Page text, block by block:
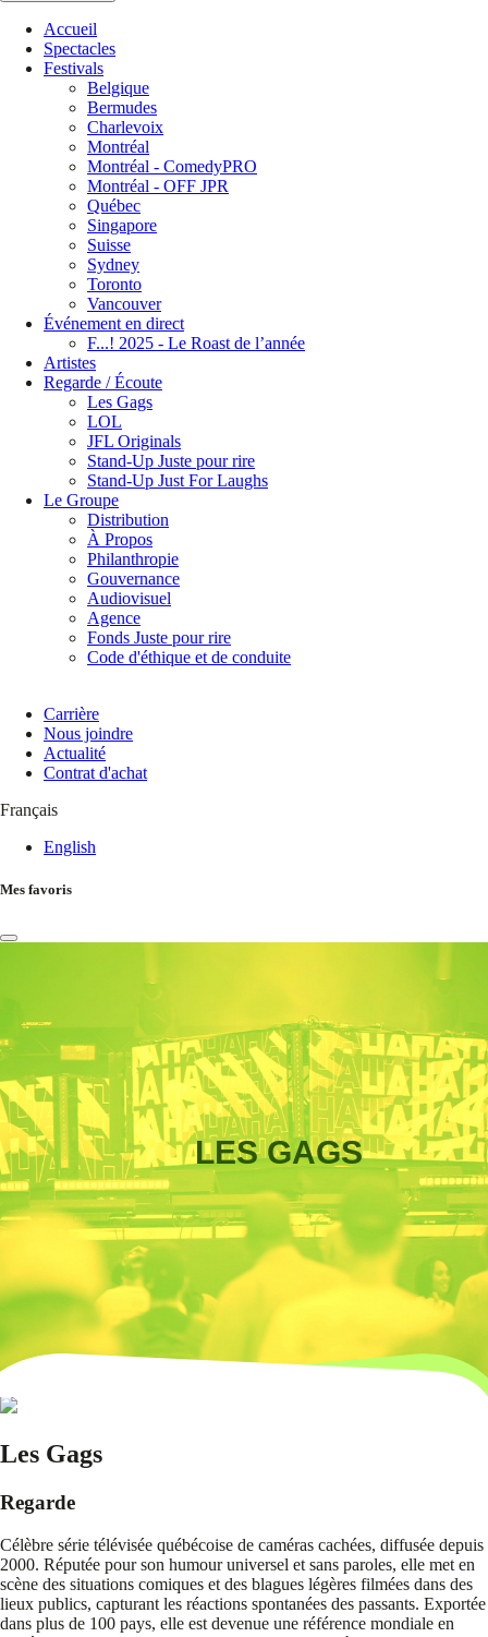
Accueil
Spectacles
Festivals
Belgique
Bermudes
Charlevoix
Montréal
Montréal - ComedyPRO
Montréal - OFF JPR
Québec
Singapore
Suisse
Sydney
Toronto
Vancouver
Événement en direct
F...! 2025 - Le Roast de l’année
Artistes
Regarde / Écoute
Les Gags
LOL
JFL Originals
Stand-Up Juste pour rire
Stand-Up Just For Laughs
Le Groupe
Distribution
À Propos
Philanthropie
Gouvernance
Audiovisuel
Agence
Fonds Juste pour rire
Code d'éthique et de conduite
Carrière
Nous joindre
Actualité
Contrat d'achat
Français
English
Mes favoris
LES GAGS
Les Gags
Regarde
Célèbre série télévisée québécoise de caméras cachées, diffusée depuis
2000. Réputée pour son humour universel et sans paroles, elle met en
scène des situations comiques et des blagues légères filmées dans des
lieux publics, capturant les réactions spontanées des passants. Exportée
dans plus de 100 pays, elle est devenue une référence mondiale en